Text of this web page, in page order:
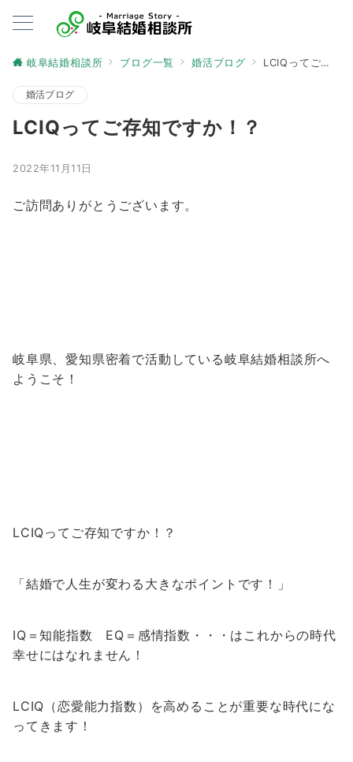
岐阜結婚相談所 ブログ一覧 婚活ブログ LCIQってご存知ですか！？
婚活ブログ
LCIQってご存知ですか！？
2022年11月11日
ご訪問ありがとうございます。
岐阜県、愛知県密着で活動している岐阜結婚相談所へ
ようこそ！
LCIQってご存知ですか！？
「結婚で人生が変わる大きなポイントです！」
IQ＝知能指数 EQ＝感情指数・・・はこれからの時代
幸せにはなれません！
LCIQ（恋愛能力指数）を高めることが重要な時代にな
ってきます！